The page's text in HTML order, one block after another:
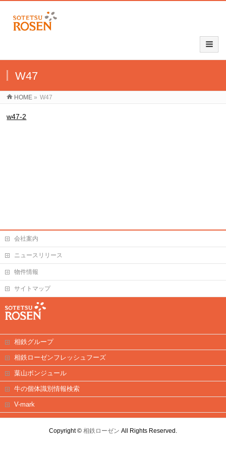
W47
HOME » W47
w47-2
会社案内
ニュースリリース
物件情報
サイトマップ
相鉄グループ
相鉄ローゼンフレッシュフーズ
葉山ボンジュール
牛の個体識別情報検索
V-mark
Copyright © 相鉄ローゼン All Rights Reserved.